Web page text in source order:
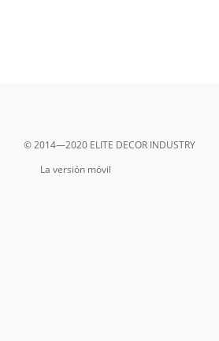
© 2014—2020 ELITE DECOR INDUSTRY
La versión móvil